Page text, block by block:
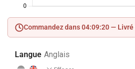
Commandez dans 04:09:19 — Livré
Langue Anglais